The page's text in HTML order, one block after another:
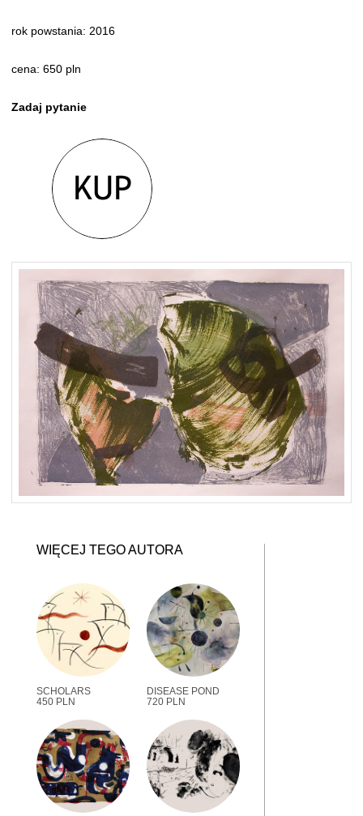
rok powstania: 2016
cena: 650 pln
Zadaj pytanie
WIĘCEJ TEGO AUTORA
SCHOLARS
450 PLN
DISEASE POND
720 PLN